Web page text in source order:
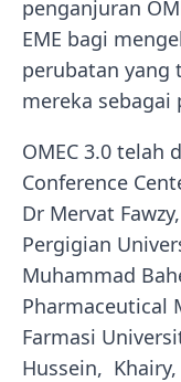
penganjuran
EME bagi
perubatan yang
mereka sebagai
OMEC 3.0 telah
Conference
Dr Mervat
Pergigian
Muhammad
Pharmaceutical
Farmasi
Hussein,